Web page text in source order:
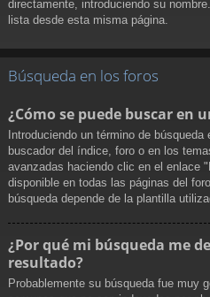
directamente, introduciendo su
lista desde esta misma página.
Búsqueda en los foros
¿Cómo se puede buscar en
Introduciendo un término de
buscador del índice, foro o en los
avanzadas haciendo clic en el enlace
disponible en todas las páginas del
búsqueda depende de la plantilla
¿Por qué mi búsqueda me
resultado?
Probablemente su búsqueda fue muy